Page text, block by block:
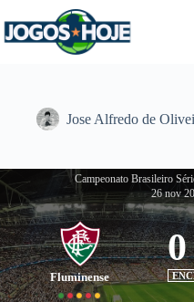
para
o
Jose Alfredo de
Campeonato Brasileiro
26 nov
Fluminense
0